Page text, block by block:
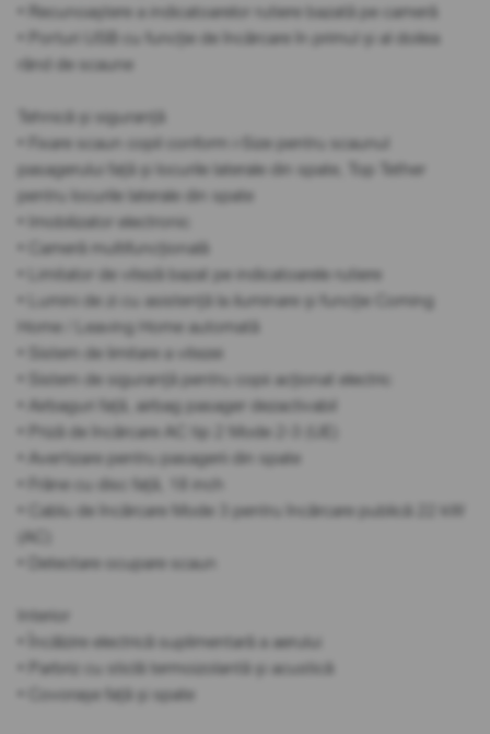
• Recunoaștere a indicatoarelor rutiere bazată pe cameră
• Porturi USB cu funcție de încărcare în primul și al doilea
rând de scaune
Tehnică și siguranță
• Fixare scaun copil conform i-Size pentru scaunul
pasagerului față și locurile laterale din spate, Top Tether
pentru locurile laterale din spate
• Imobilizator electronic
• Cameră multifuncțională
• Limitator de viteză bazat pe indicatoarele rutiere
• Lumini de zi cu asistență la iluminare și funcție Coming
Home / Leaving Home automată
• Sistem de limitare a vitezei
• Sistem de siguranță pentru copii acționat electric
• Airbaguri față, airbag pasager dezactivabil
• Priză de încărcare AC tip 2 Mode 2-3 (UE)
• Avertizare pentru pasagerii din spate
• Frâne cu disc față, 18 inch
• Cablu de încărcare Mode 3 pentru încărcare publică 22 kW
(AC)
• Detectare ocupare scaun
Interior
• Încălzire electrică suplimentară a aerului
• Parbriz cu sticlă termoizolantă și acustică
• Covorașe față și spate